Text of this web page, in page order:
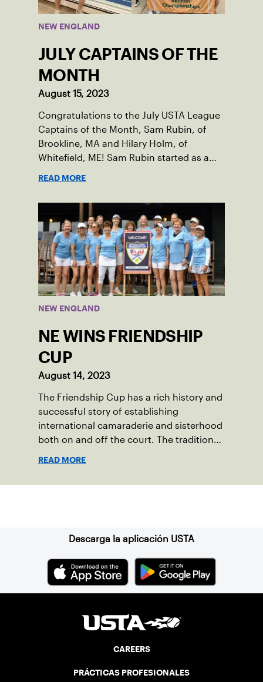
NEW ENGLAND
JULY CAPTAINS OF THE
MONTH
August 15, 2023
Congratulations to the July USTA League
Captains of the Month, Sam Rubin, of
Brookline, MA and Hilary Holm, of
Whitefield, ME! Sam Rubin started as a
opportunity to serve as a captain of the
18-39 league out of Eastern Mass. This
past winter, Sam led his team, which
competed at Sportsmen’s Tennis &
Enrichment Center in Dorchester, to a
first-place finish.
READ MORE
NEW ENGLAND
NE WINS FRIENDSHIP
CUP
August 14, 2023
The Friendship Cup has a rich history and
successful story of establishing
international camaraderie and sisterhood
both on and off the court. The tradition
the Canadian senior division, and
Cup. In that year, players competed on
three courts at the Jay Peak Resort in
Vermont.
READ MORE
Descarga la aplicación USTA
CAREERS
PRÁCTICAS PROFESIONALES